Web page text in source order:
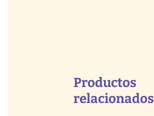
Productos
relacionados